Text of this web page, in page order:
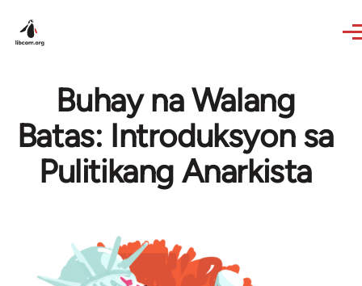
Buhay na Walang
Batas: Introduksyon sa
Pulitikang Anarkista